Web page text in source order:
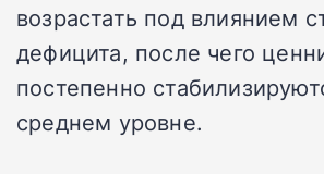
возрастать под влиянием
дефицита, после чего
постепенно
среднем уровне.